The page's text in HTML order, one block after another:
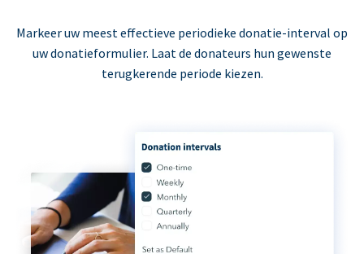
Markeer uw meest effectieve periodieke donatie-interval op
uw donatieformulier. Laat de donateurs hun gewenste
terugkerende periode kiezen.